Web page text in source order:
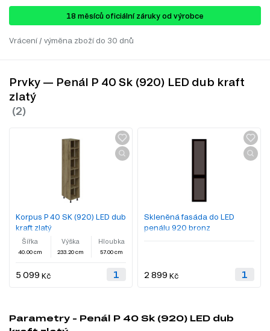
18 ​​​​měsíců oficiální záruky od výrobce
Vrácení / výměna zboží do 30 dnů
Prvky — Penál P 40 Sk (920) LED dub kraft
zlatý
Korpus P 40 SK (920) LED dub
kraft zlatý
Šířka
40.00 cm
Výška
233.20 cm
Hloubka
57.00 cm
5 099 Kč
Skleněná fasáda do LED
penálu 920 bronz
2 899 Kč
Parametry - Penál P 40 Sk (920) LED dub